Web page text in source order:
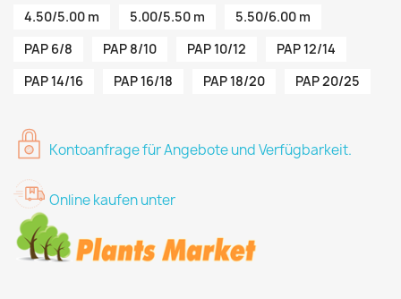
4.50/5.00 m
5.00/5.50 m
5.50/6.00 m
PAP 6/8
PAP 8/10 PAP 10/12
PAP 12/14
PAP 14/16
PAP 16/18 PAP 18/20 PAP 20/25
Kontoanfrage für Angebote und Verfügbarkeit.
Online kaufen unter